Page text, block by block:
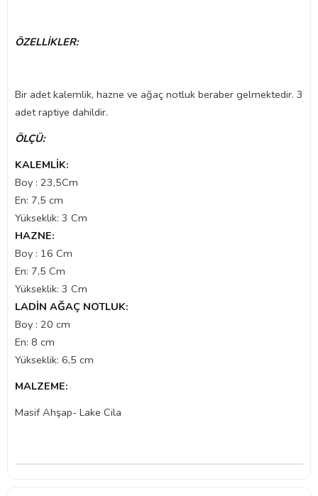
ÖZELLİKLER:
Bir adet kalemlik, hazne ve ağaç notluk beraber gelmektedir. 3
adet raptiye dahildir.
ÖLÇÜ:
KALEMLİK:
Boy : 23,5Cm
En: 7,5 cm
Yükseklik: 3 Cm
HAZNE:
Boy : 16 Cm
En: 7,5 Cm
Yükseklik: 3 Cm
LADİN AĞAÇ NOTLUK:
Boy : 20 cm
En: 8 cm
Yükseklik: 6,5 cm
MALZEME:
Masif Ahşap- Lake Cila